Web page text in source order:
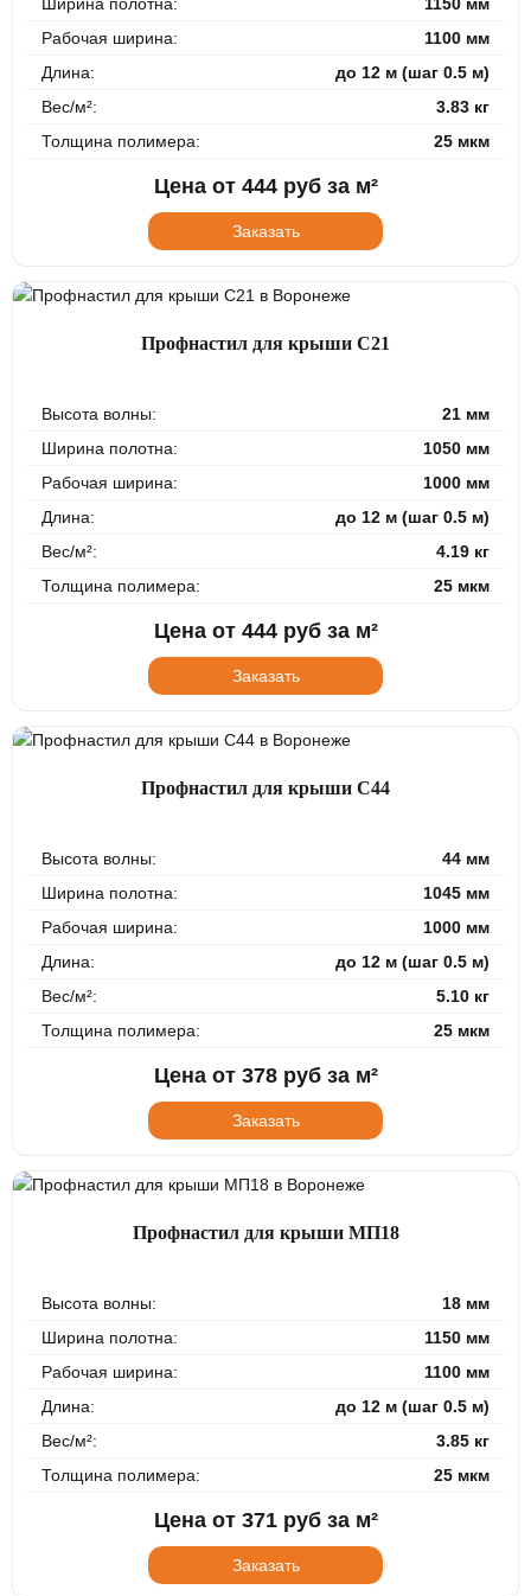
Ширина полотна:
1150 мм
Рабочая ширина:
1100 мм
Длина:
до 12 м (шаг 0.5 м)
Вес/м²:
3.83 кг
Толщина полимера:
25 мкм
Цена от 444руб за м²
Заказать
Профнастил для крыши С21
Высота волны:
21 мм
Ширина полотна:
1050 мм
Рабочая ширина:
1000 мм
Длина:
до 12 м (шаг 0.5 м)
Вес/м²:
4.19 кг
Толщина полимера:
25 мкм
Цена от 444руб за м²
Заказать
Профнастил для крыши С44
Высота волны:
44 мм
Ширина полотна:
1045 мм
Рабочая ширина:
1000 мм
Длина:
до 12 м (шаг 0.5 м)
Вес/м²:
5.10 кг
Толщина полимера:
25 мкм
Цена от 378руб за м²
Заказать
Профнастил для крыши МП18
Высота волны:
18 мм
Ширина полотна:
1150 мм
Рабочая ширина:
1100 мм
Длина:
до 12 м (шаг 0.5 м)
Вес/м²:
3.85 кг
Толщина полимера:
25 мкм
Цена от 371руб за м²
Заказать